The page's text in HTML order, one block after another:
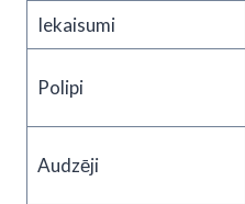
Iekaisumi
Polipi
Audzēji